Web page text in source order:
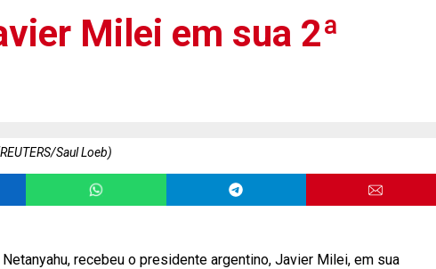
Milei em sua 2ª
Saul Loeb)
recebeu o presidente argentino, Javier Milei, em sua